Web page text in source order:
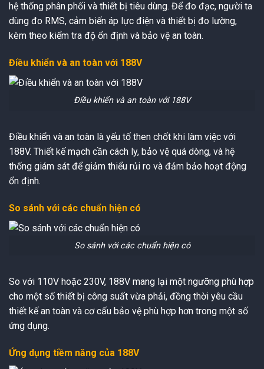
hệ thống phân phối và thiết bị tiêu dùng. Để đo đạc, người ta
dùng đo RMS, cảm biến áp lực điện và thiết bị đo lường,
kèm theo kiểm tra độ ổn định và bảo vệ an toàn.
Điều khiển và an toàn với 188V
Điều khiển và an toàn với 188V
Điều khiển và an toàn là yếu tố then chốt khi làm việc với
188V. Thiết kế mạch cần cách ly, bảo vệ quá dòng, và hệ
thống giám sát để giảm thiểu rủi ro và đảm bảo hoạt động
ổn định.
So sánh với các chuẩn hiện có
So sánh với các chuẩn hiện có
So với 110V hoặc 230V, 188V mang lại một ngưỡng phù hợp
cho một số thiết bị công suất vừa phải, đồng thời yêu cầu
thiết kế an toàn và cơ cấu bảo vệ phù hợp hơn trong một số
ứng dụng.
Ứng dụng tiềm năng của 188V